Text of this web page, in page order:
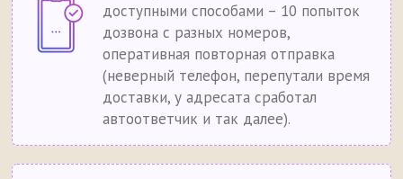
доступными способами – 10 попыток
дозвона с разных номеров,
оперативная повторная отправка
(неверный телефон, перепутали время
доставки, у адресата сработал
автоответчик и так далее).